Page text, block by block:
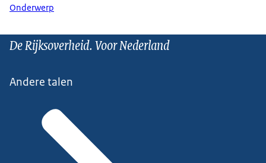
Onderwerp
De Rijksoverheid. Voor Nederland
Andere talen